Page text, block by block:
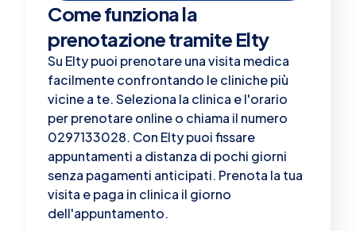
Come funziona la
prenotazione tramite Elty
Su Elty puoi prenotare una visita medica
facilmente confrontando le cliniche più
vicine a te. Seleziona la clinica e l'orario
per prenotare online o chiama il numero
0297133028. Con Elty puoi fissare
appuntamenti a distanza di pochi giorni
senza pagamenti anticipati. Prenota la tua
visita e paga in clinica il giorno
dell'appuntamento.